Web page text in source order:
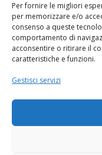
Per fornire le migliori
per memorizzare e/o
consenso a queste
comportamento di
acconsentire o ritirare il
caratteristiche e funzioni.
Gestisci servizi
ramatogelsuGruppo
rinnovabile che
incentivi: una breve
consorzio per la